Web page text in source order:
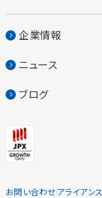
企業情報
ニュース
ブログ
お問い合わせアライアンス